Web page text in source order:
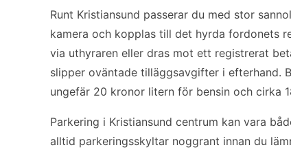
Runt Kristiansund passerar du med stor
kamera och kopplas till det hyrda fordonets
via uthyraren eller dras mot ett registrerat
slipper oväntade tilläggsavgifter i efterhand.
ungefär 20 kronor litern för bensin och cirka
Parkering i Kristiansund centrum kan vara
alltid parkeringsskyltar noggrant innan du